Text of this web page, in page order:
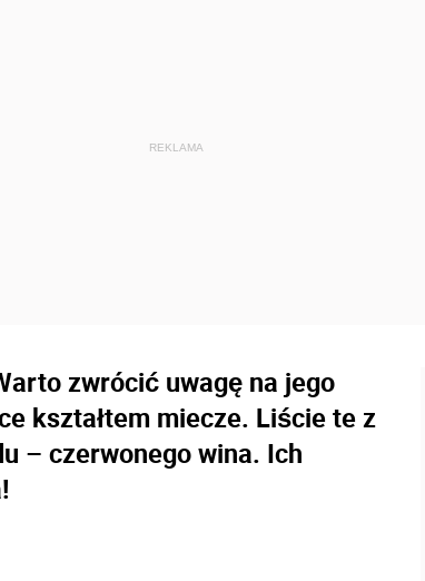
zwrócić uwagę na jego
kształtem miecze. Liście te z
– czerwonego wina. Ich